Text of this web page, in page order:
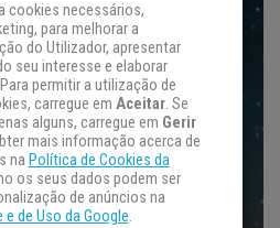
cookies necessários,
para melhorar a
do Utilizador, apresentar
seu interesse e elaborar
permitir a utilização de
carregue em Aceitar. Se
alguns, carregue em Gerir
mais informação acerca de
na Política de Cookies da
os seus dados podem ser
de anúncios na
de Uso da Google.